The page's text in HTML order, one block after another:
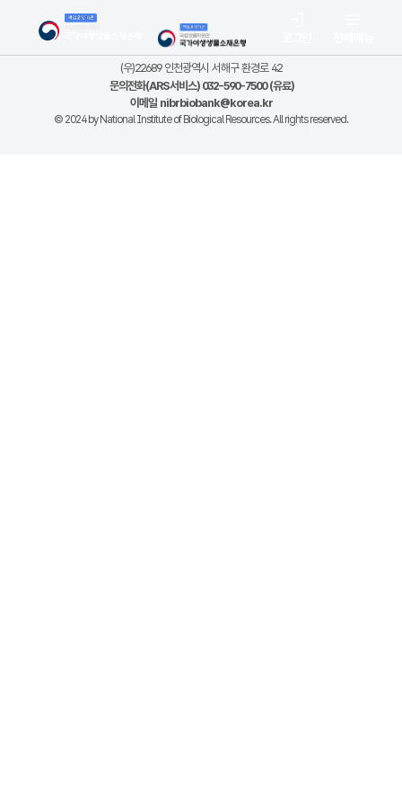
(우)22689 인천광역시 서해구 환경로 42
문의전화(ARS서비스) 032-590-7500 (유료)
이메일 nibrbiobank@korea.kr
© 2024 by National Institute of Biological Resources. All rights reserved.